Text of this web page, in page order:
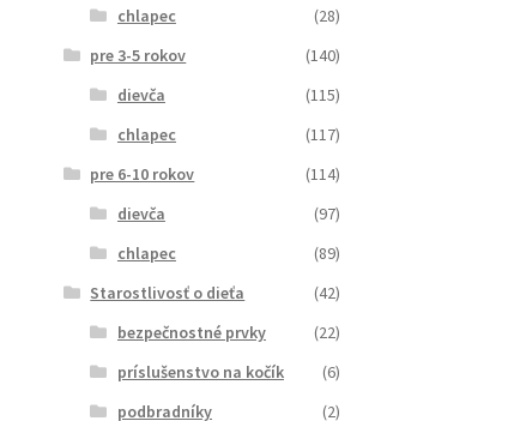
chlapec
(28)
pre 3-5 rokov
(140)
dievča
(115)
chlapec
(117)
pre 6-10 rokov
(114)
dievča
(97)
chlapec
(89)
Starostlivosť o dieťa
(42)
bezpečnostné prvky
(22)
príslušenstvo na kočík
(6)
podbradníky
(2)